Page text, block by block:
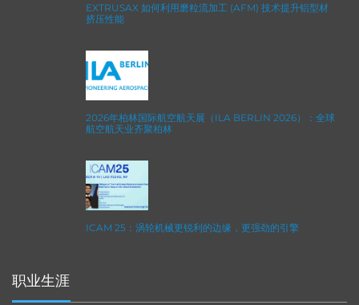
EXTRUSAX 如何利用磨粒流加工 (AFM) 技术提升铝型材
挤压性能
2026年柏林国际航空航天展（ILA BERLIN 2026）：全球
航空航天业齐聚柏林
ICAM 25：涡轮机械更锐利的边缘，更强劲的引擎
职业生涯